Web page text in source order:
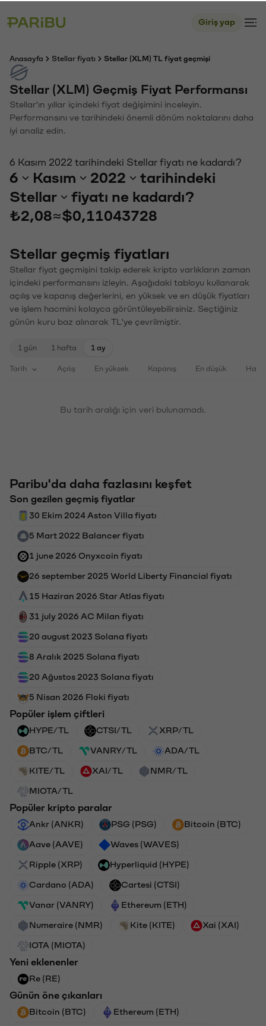
Giriş yap
Anasayfa Stellar fiyatı Stellar (XLM) TL fiyat geçmişi
Stellar (XLM) Geçmiş Fiyat Performansı
Stellar'ın yıllar içindeki fiyat değişimini inceleyin.
Performansını ve tarihindeki önemli dönüm noktalarını daha
iyi analiz edin.
6 Kasım 2022 tarihindeki Stellar fiyatı ne kadardı?
6 Kasım 2022
tarihindeki
Stellar
fiyatı ne kadardı?
₺2,08≈$0,11043728
Stellar geçmiş fiyatları
Stellar fiyat geçmişini takip ederek kripto varlıkların zaman
içindeki performansını izleyin. Aşağıdaki tabloyu kullanarak
açılış ve kapanış değerlerini, en yüksek ve en düşük fiyatları
ve işlem hacmini kolayca görüntüleyebilirsiniz. Seçtiğiniz
günün kuru baz alınarak TL'ye çevrilmiştir.
1 gün 1 hafta 1 ay
Tarih Açılış En yüksek Kapanış En düşük
Bu tarih aralığı için veri bulunamadı.
Paribu'da daha fazlasını keşfet
Son gezilen geçmiş fiyatlar
30 Ekim 2024 Aston Villa fiyatı
5 Mart 2022 Balancer fiyatı
1 june 2026 Onyxcoin fiyatı
26 september 2025 World Liberty Financial fiyatı
15 Haziran 2026 Star Atlas fiyatı
31 july 2026 AC Milan fiyatı
20 august 2023 Solana fiyatı
8 Aralık 2025 Solana fiyatı
20 Ağustos 2023 Solana fiyatı
5 Nisan 2026 Floki fiyatı
Popüler işlem çiftleri
HYPE/TL CTSI/TL XRP/TL
BTC/TL VANRY/TL ADA/TL
KITE/TL XAI/TL NMR/TL
MIOTA/TL
Popüler kripto paralar
Ankr (ANKR) PSG (PSG) Bitcoin (BTC)
Aave (AAVE) Waves (WAVES)
Ripple (XRP) Hyperliquid (HYPE)
Cardano (ADA) Cartesi (CTSI)
Vanar (VANRY) Ethereum (ETH)
Numeraire (NMR) Kite (KITE) Xai (XAI)
IOTA (MIOTA)
Yeni eklenenler
Re (RE)
Günün öne çıkanları
Bitcoin (BTC) Ethereum (ETH)